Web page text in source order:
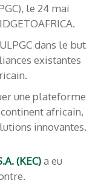
le 24 mai
dans le but
existantes
une plateforme
africain,
innovantes.
(KEC)a eu